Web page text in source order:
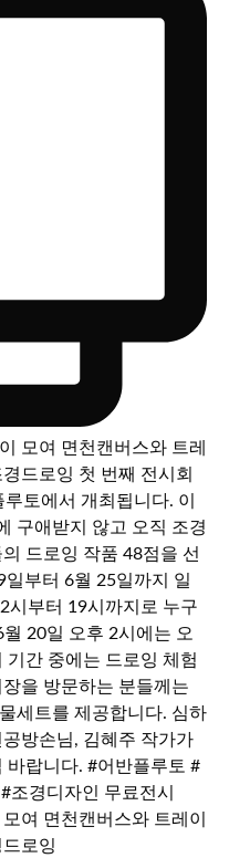
여 면천캔버스와 트레이
로잉